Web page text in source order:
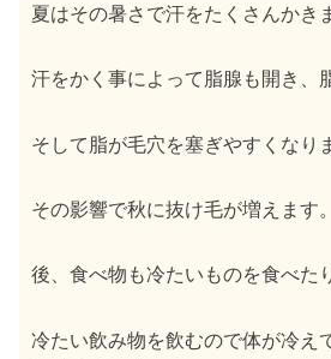
夏はその暑さで汗をたくさんかき
汗をかく事によって脂腺も開き、
そして脂が毛穴を塞ぎやすくなり
その影響で秋に抜け毛が増えます。
後、食べ物も冷たいものを食べた
冷たい飲み物を飲むので体が冷え